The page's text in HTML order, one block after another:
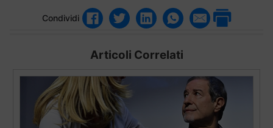
Condividi
Articoli Correlati